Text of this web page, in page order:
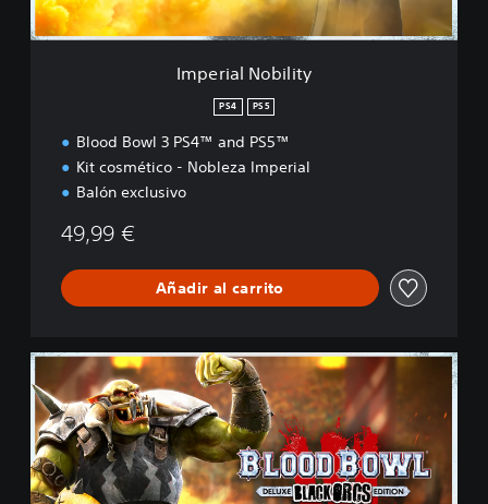
b
i
Imperial Nobility
PS4 PS5
Blood Bowl 3 PS4™ and PS5™
Kit cosmético - Nobleza Imperial
Balón exclusivo
49,99 €
Añadir al carrito
B
l
a
c
k
O
r